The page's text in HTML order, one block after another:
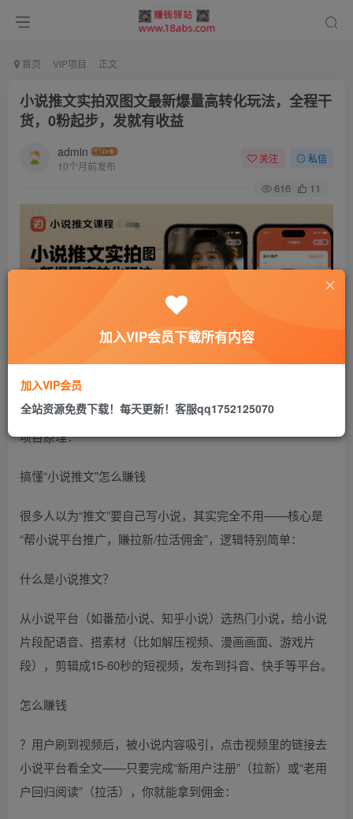
首页 VIP项目 正文
小说推文实拍双图文最新爆量高转化玩法，全程干
货，0粉起步，发就有收益
admin
10个月前发布
关注 私信
616 11
项目原理：
搞懂“小说推文”怎么賺钱
很多人以为“推文”要自己写小说，其实完全不用——核心是
“帮小说平台推广，賺拉新/拉活佣金”，逻辑特别简单：
什么是小说推文？
从小说平台（如番茄小说、知乎小说）选热门小说，给小说
片段配语音、搭素材（比如解压视频、漫画画面、游戏片
段），剪辑成15-60秒的短视频，发布到抖音、快手等平台。
怎么賺钱
？用户刷到视频后，被小说内容吸引，点击视频里的链接去
小说平台看全文——只要完成“新用户注册”（拉新）或“老用
户回归阅读”（拉活），你就能拿到佣金：
加入VIP会员下载所有内容
加入VIP会员
全站资源免费下载！每天更新！客服qq1752125070